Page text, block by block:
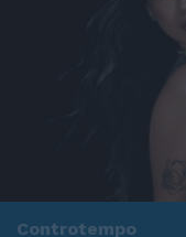
Controtempo